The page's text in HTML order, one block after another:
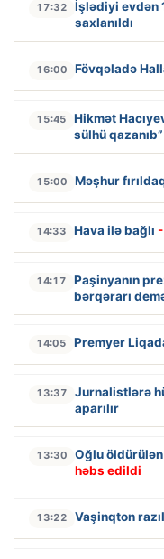
17:32
İşlədiyi evdən
saxlanıldı
16:00 Fövqəladə
15:45
Hikmət
sülhü qazanıb”
15:00 Məşhur
14:33 Hava ilə bağlı
14:17
Paşinyanın
bərqərarı
14:05 Premyer
13:37
Jurnalistlərə
aparılır
13:30 Oğlu öldürülən
həbs edildi
13:22 Vaşinqton